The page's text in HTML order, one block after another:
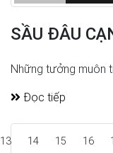
SẦU ĐÂU
Những tưởng muôn
Đọc tiếp
13 14 15 16